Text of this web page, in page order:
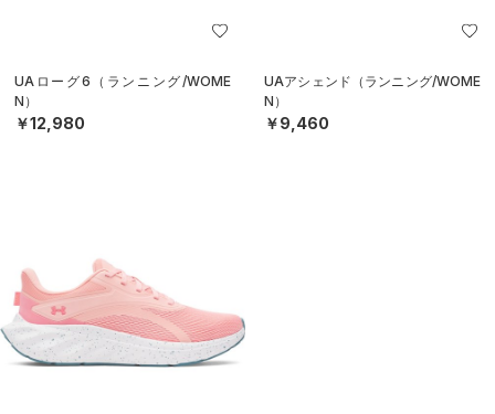
UAローグ6（ランニング/WOME
N）
￥12,980
UAアシェンド（ランニング/WOME
N）
￥9,460